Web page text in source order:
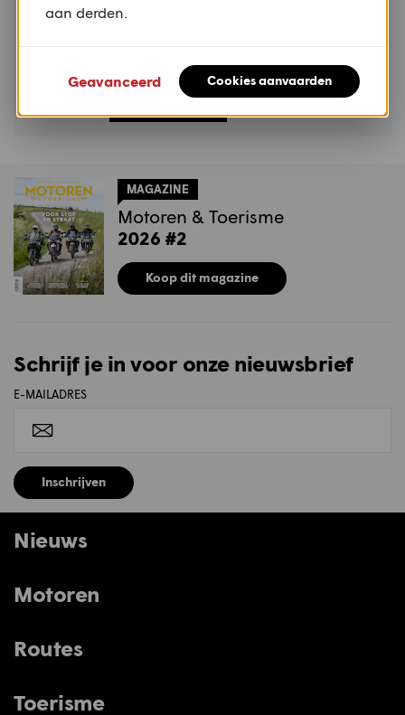
MAGAZINE
Motoren & Toerisme
2026 #2
Koop dit magazine
Schrijf je in voor onze nieuwsbrief
E-MAILADRES
Inschrijven
Nieuws
Motoren
Routes
Toerisme
aan derden.
Geavanceerd Cookies aanvaarden